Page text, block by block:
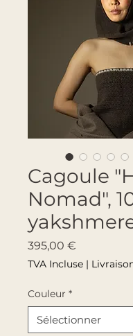
Cagoule
Nomad",
395,00 €
TVA Incluse |
Couleur *